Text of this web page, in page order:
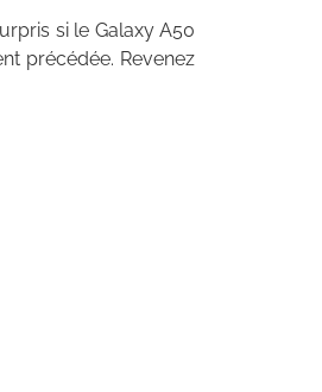
si le Galaxy A50
précédée. Revenez